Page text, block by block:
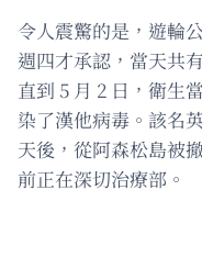
令人震驚的是，遊輪
週四才承認，當天共
直到 5 月 2 日，衛生
染了漢他病毒。該名
天後，從阿森松島被
前正在深切治療部。